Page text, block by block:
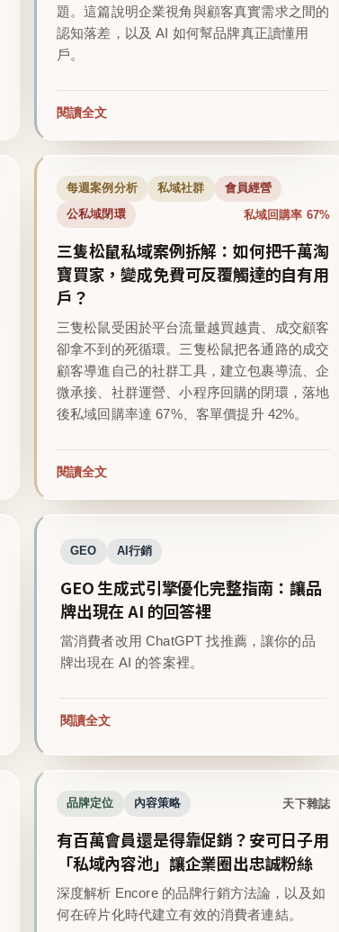
題。這篇說明企業視角與顧客真實需求之間的
認知落差，以及 AI 如何幫品牌真正讀懂用
戶。
閱讀全文
每週案例分析 私域社群 會員經營
公私域閉環 私域回購率 67%
三隻松鼠私域案例拆解：如何把千萬淘
寶買家，變成免費可反覆觸達的自有用
戶？
三隻松鼠受困於平台流量越買越貴、成交顧客
卻拿不到的死循環。三隻松鼠把各通路的成交
顧客導進自己的社群工具，建立包裹導流、企
微承接、社群運營、小程序回購的閉環，落地
後私域回購率達 67%、客單價提升 42%。
閱讀全文
GEO AI行銷
GEO 生成式引擎優化完整指南：讓品
牌出現在 AI 的回答裡
當消費者改用 ChatGPT 找推薦，讓你的品
牌出現在 AI 的答案裡。
閱讀全文
品牌定位 內容策略 天下雜誌
有百萬會員還是得靠促銷？安可日子用
「私域內容池」讓企業圈出忠誠粉絲
深度解析 Encore 的品牌行銷方法論，以及如
何在碎片化時代建立有效的消費者連結。